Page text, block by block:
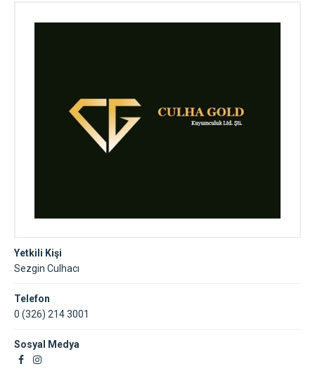
Yetkili Kişi
Sezgin Culhacı
Telefon
0 (326) 214 3001
Sosyal Medya